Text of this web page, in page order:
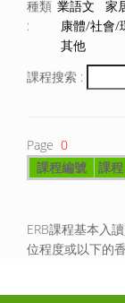
種類
:
業語文
家
康體/社會/
其他
課程搜索 :
Page 0
課程編號
課程
ERB課程基本入
位程度或以下的